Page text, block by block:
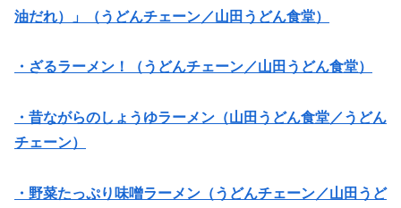
油だれ）」（うどんチェーン／山田うどん食堂）
・ざるラーメン！（うどんチェーン／山田うどん食堂）
・昔ながらのしょうゆラーメン（山田うどん食堂／うどん
チェーン）
・野菜たっぷり味噌ラーメン（うどんチェーン／山田うど